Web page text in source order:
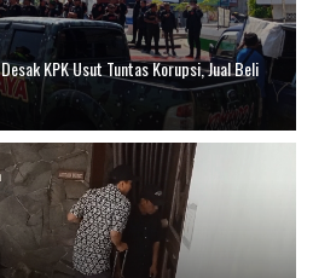
KPK Usut Tuntas Korupsi, Jual Beli